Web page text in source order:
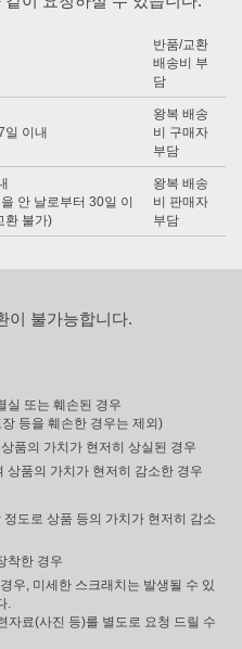
반품/교환
배송비 부
담
일 이내
왕복 배송
비 구매자
부담
안 날로부터 30일 이
환 불가)
왕복 배송
비 판매자
부담
이 불가능합니다.
실 또는 훼손된 경우
등을 훼손한 경우는 제외)
품의 가치가 현저히 상실된 경우
상품의 가치가 현저히 감소한 경우
도로 상품 등의 가치가 현저히 감소
착한 경우
우, 미세한 스크래치는 발생될 수 있
.
자료(사진 등)를 별도로 요청 드릴 수